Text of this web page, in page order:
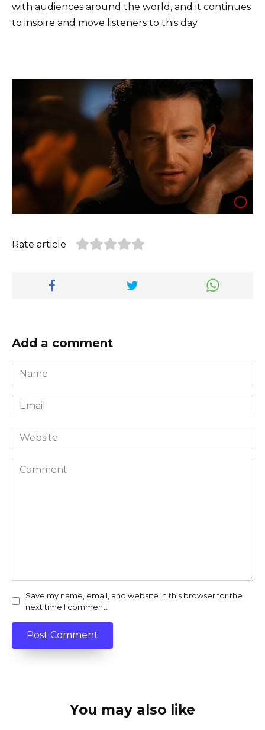
with audiences around the world, and it continues
to inspire and move listeners to this day.
Rate article
Add a comment
Name
*
Email
*
Website
Comment
Save my name, email, and website in this browser for the
next time I comment.
You may also like